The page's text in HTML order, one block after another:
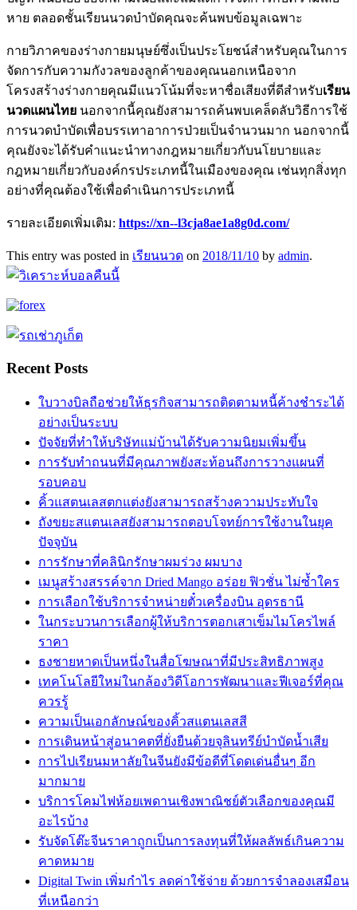
หาย ตลอดชั้นเรียนนวดบำบัดคุณจะค้นพบข้อมูลเฉพาะ
กายวิภาคของร่างกายมนุษย์ซึ่งเป็นประโยชน์สำหรับคุณในการ
จัดการกับความกังวลของลูกค้าของคุณนอกเหนือจาก
โครงสร้างร่างกายคุณมีแนวโน้มที่จะหาชื่อเสียงที่ดีสำหรับเรียน
นวดแผนไทย นอกจากนี้คุณยังสามารถค้นพบเคล็ดลับวิธีการใช้
การนวดบำบัดเพื่อบรรเทาอาการป่วยเป็นจำนวนมาก นอกจากนี้
คุณยังจะได้รับคำแนะนำทางกฎหมายเกี่ยวกับนโยบายและ
กฎหมายเกี่ยวกับองค์กรประเภทนี้ในเมืองของคุณ เช่นทุกสิ่งทุก
อย่างที่คุณต้องใช้เพื่อดำเนินการประเภทนี้
รายละเอียดเพิ่มเติม: https://xn--l3cja8ae1a8g0d.com/
This entry was posted in เรียนนวด on 2018/11/10 by admin.
Recent Posts
ใบวางบิลถือช่วยให้ธุรกิจสามารถติดตามหนี้ค้างชำระได้
อย่างเป็นระบบ
ปัจจัยที่ทำให้บริษัทแม่บ้านได้รับความนิยมเพิ่มขึ้น
การรับทำถนนที่มีคุณภาพยังสะท้อนถึงการวางแผนที่
รอบคอบ
คิ้วแสตนเลสตกแต่งยังสามารถสร้างความประทับใจ
ถังขยะสแตนเลสยังสามารถตอบโจทย์การใช้งานในยุค
ปัจจุบัน
การรักษาที่คลินิกรักษาผมร่วง ผมบาง
เมนูสร้างสรรค์จาก Dried Mango อร่อย ฟิวชั่น ไม่ซ้ำใคร
การเลือกใช้บริการจำหน่ายตั๋วเครื่องบิน อุดรธานี
ในกระบวนการเลือกผู้ให้บริการตอกเสาเข็มไมโครไพล์
ราคา
ธงชายหาดเป็นหนึ่งในสื่อโฆษณาที่มีประสิทธิภาพสูง
เทคโนโลยีใหม่ในกล้องวิดีโอการพัฒนาและฟีเจอร์ที่คุณ
ควรรู้
ความเป็นเอกลักษณ์ของคิ้วสแตนเลสสี
การเดินหน้าสู่อนาคตที่ยั่งยืนด้วยจุลินทรีย์บำบัดน้ำเสีย
การไปเรียนมหาลัยในจีนยังมีข้อดีที่โดดเด่นอื่นๆ อีก
มากมาย
บริการโคมไฟห้อยเพดานเชิงพาณิชย์ตัวเลือกของคุณมี
อะไรบ้าง
รับจัดโต๊ะจีนราคาถูกเป็นการลงทุนที่ให้ผลลัพธ์เกินความ
คาดหมาย
Digital Twin เพิ่มกำไร ลดค่าใช้จ่าย ด้วยการจำลองเสมือน
ที่เหนือกว่า